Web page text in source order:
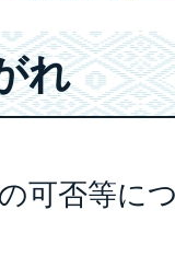
れ
可否等に